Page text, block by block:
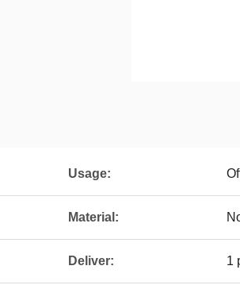
Usage:
Material:
Deliver: 1